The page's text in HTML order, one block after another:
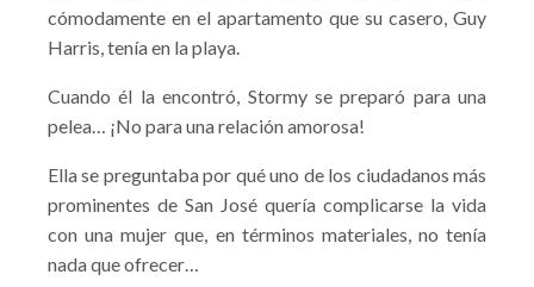
cómodamente en el apartamento que su casero, Guy
Harris, tenía en la playa.
Cuando él la encontró, Stormy se preparó para una
pelea… ¡No para una relación amorosa!
Ella se preguntaba por qué uno de los ciudadanos más
prominentes de San José quería complicarse la vida
con una mujer que, en términos materiales, no tenía
nada que ofrecer…